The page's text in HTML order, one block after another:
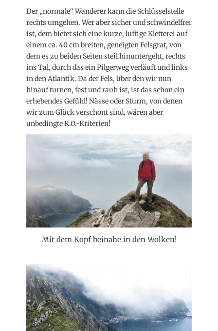
Der „normale“ Wanderer kann die Schlüsselstelle
rechts umgehen. Wer aber sicher und schwindelfrei
ist, dem bietet sich eine kurze, luftige Kletterei auf
einem ca. 40 cm breiten, geneigten Felsgrat, von
dem es zu beiden Seiten steil hinuntergeht, rechts
ins Tal, durch das ein Pilgerweg verläuft und links
in den Atlantik. Da der Fels, über den wir nun
hinauf turnen, fest und rauh ist, ist das schon ein
erhebendes Gefühl! Nässe oder Sturm, von denen
wir zum Glück verschont sind, wären aber
unbedingte K.O.-Kriterien!
Mit dem Kopf beinahe in den Wolken!